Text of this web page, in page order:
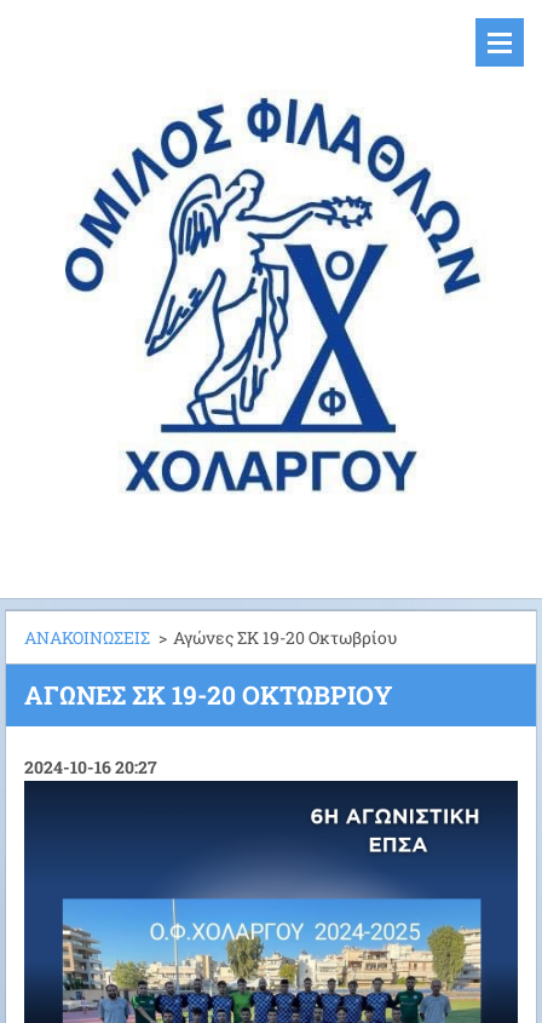
ΑΝΑΚΟΙΝΩΣΕΙΣ > Αγώνες ΣΚ 19-20 Οκτωβρίου
ΑΓΏΝΕΣ ΣΚ 19-20 ΟΚΤΩΒΡΊΟΥ
2024-10-16 20:27